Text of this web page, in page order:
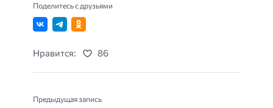
Поделитесь с друзьями
Нравится: 86
Предыдущая запись